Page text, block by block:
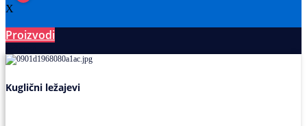
X
Proizvodi
Kuglični ležajevi